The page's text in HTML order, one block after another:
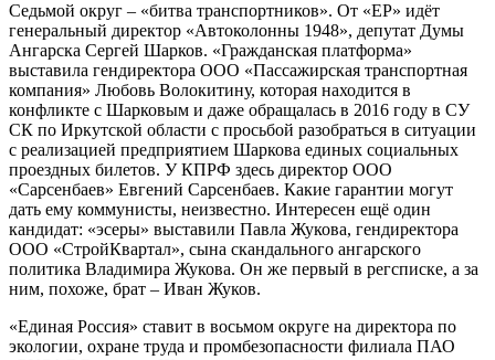
Седьмой округ – «битва транспортников». От «ЕР» идёт
генеральный директор «Автоколонны 1948», депутат Думы
Ангарска Сергей Шарков. «Гражданская платформа»
выставила гендиректора ООО «Пассажирская транспортная
компания» Любовь Волокитину, которая находится в
конфликте с Шарковым и даже обращалась в 2016 году в СУ
СК по Иркутской области с просьбой разобраться в ситуации
с реализацией предприятием Шаркова единых социальных
проездных билетов. У КПРФ здесь директор ООО
«Сарсенбаев» Евгений Сарсенбаев. Какие гарантии могут
дать ему коммунисты, неизвестно. Интересен ещё один
кандидат: «эсеры» выставили Павла Жукова, гендиректора
ООО «СтройКвартал», сына скандального ангарского
политика Владимира Жукова. Он же первый в регсписке, а за
ним, похоже, брат – Иван Жуков.
«Единая Россия» ставит в восьмом округе на директора по
экологии, охране труда и промбезопасности филиала ПАО